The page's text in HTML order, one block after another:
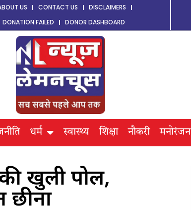
US CONTACT US
DISCLAIMERS
DONATION FAILED DONOR DASHBOARD
धर्म स्वास्थ्य शिक्षा नौकरी मनोरंजन
खुली पोल,